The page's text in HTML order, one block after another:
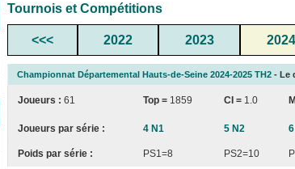
Tournois et Compétitions
<<< 2022 2023 2024
Championnat Départemental Hauts-de-Seine 2024-2025 TH2 - Le
Joueurs : 61 Top = 1859 CI = 1.0
Joueurs par série : 4 N1 5 N2
Poids par série : PS1=8 PS2=10